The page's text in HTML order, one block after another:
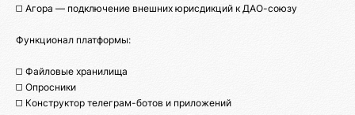
◻️ Агора — подключение внешних юрисдикций к ДАО-союзу
Функционал платформы:
◻️ Файловые хранилища
◻️ Опросники
◻️ Конструктор телеграм-ботов и приложений